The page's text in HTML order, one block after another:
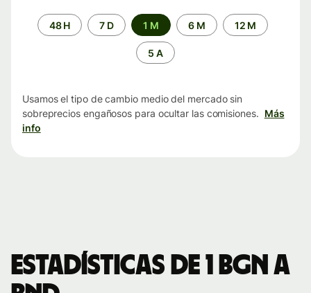
Periodo48 H 7 D 1 M 6 M 12 M
5 A
Usamos el tipo de cambio medio del mercado sin
sobreprecios engañosos para ocultar las comisiones. Más
info
Estadísticas de 1 BGN a